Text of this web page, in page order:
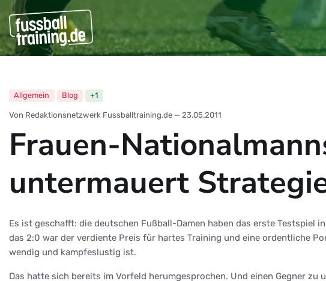
Allgemein Blog +1
Von Redaktionsnetzwerk Fussballtraining.de — 23.05.2011
Frauen-
untermauert
Es ist geschafft: die deutschen Fußball-Damen haben das erste
das 2:0 war der verdiente Preis für hartes Training und eine ordentliche
wendig und kampfeslustig ist.
Das hatte sich bereits im Vorfeld herumgesprochen. Und einen Gegner